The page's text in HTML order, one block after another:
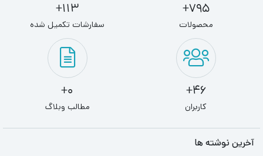
795+
محصولات
113+
سفارشات تکمیل شده
46+
کاربران
0+
مطالب وبلاگ
آخرین نوشته ها